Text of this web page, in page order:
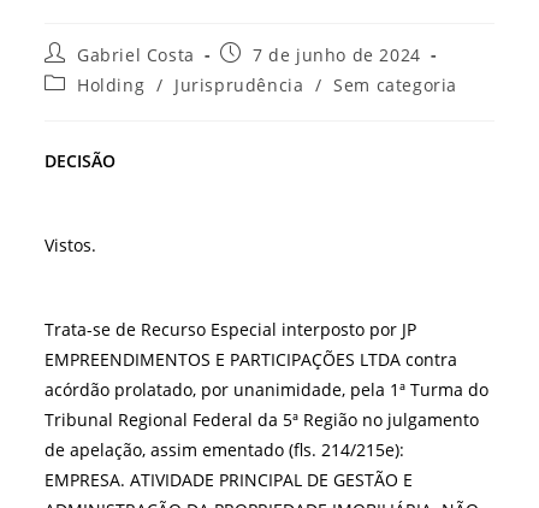
Autor
do
post:
Gabriel Costa
Post
publicado:
7 de junho de 2024
Categoria
Holding / Jurisprudência / Sem categoria
DECISÃO
Vistos.
Trata-se de Recurso Especial interposto por JP
EMPREENDIMENTOS E PARTICIPAÇÕES LTDA contra
acórdão prolatado, por unanimidade, pela 1ª Turma do
Tribunal Regional Federal da 5ª Região no julgamento
de apelação, assim ementado (fls. 214/215e):
EMPRESA. ATIVIDADE PRINCIPAL DE GESTÃO E